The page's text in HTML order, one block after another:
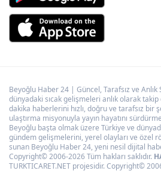
Beyoğlu Haber 24 | Güncel, Tarafsız ve
dünyadaki sıcak gelişmeleri anlık olarak
dakika haberlerini hızlı, doğru ve tarafsız bir
ulaştırma misyonuyla yayın hayatını
Beyoğlu başta olmak üzere Türkiye ve
gündem gelişmelerini, yerel olayları ve özel
sunan Beyoğlu Haber 24, yeni nesil dijital
Copyright© 2006-2026 Tüm hakları saklıdır.
TURKTICARET.NET projesidir. Copyright©